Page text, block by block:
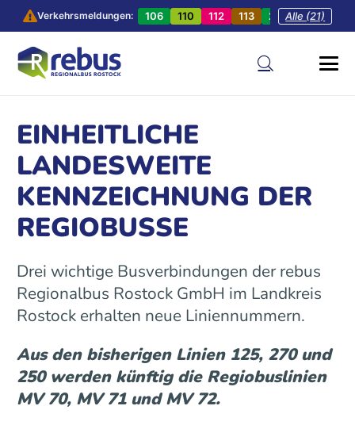
Verkehrsmeldungen: 106 110 112 113 201 202
Alle (21)
EINHEITLICHE
LANDESWEITE
KENNZEICHNUNG DER
REGIOBUSSE
Drei wichtige Busverbindungen der rebus
Regionalbus Rostock GmbH im Landkreis
Rostock erhalten neue Liniennummern.
Aus den bisherigen Linien 125, 270 und
250 werden künftig die Regiobuslinien
MV 70, MV 71 und MV 72.